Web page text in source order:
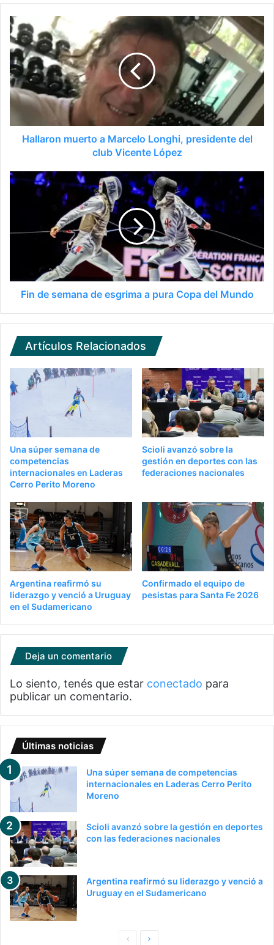
Hallaron muerto a Marcelo Longhi, presidente del
club Vicente López
Fin de semana de esgrima a pura Copa del Mundo
Artículos Relacionados
Una súper semana de
competencias
internacionales en Laderas
Cerro Perito Moreno
Scioli avanzó sobre la
gestión en deportes con las
federaciones nacionales
Argentina reafirmó su
liderazgo y venció a Uruguay
en el Sudamericano
Confirmado el equipo de
pesistas para Santa Fe 2026
Deja un comentario
Lo siento, tenés que estar conectado para
publicar un comentario.
Últimas noticias
Una súper semana de competencias
internacionales en Laderas Cerro Perito
Moreno
Scioli avanzó sobre la gestión en deportes
con las federaciones nacionales
Argentina reafirmó su liderazgo y venció a
Uruguay en el Sudamericano
PaginaSiguiente